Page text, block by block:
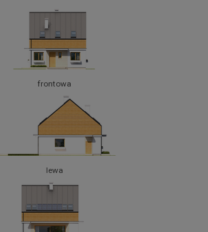
frontowa
lewa